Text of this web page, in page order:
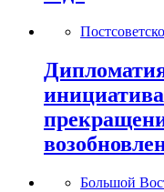
Большой